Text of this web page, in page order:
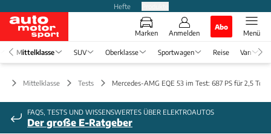
Hefte
Marken Anmelden
Abo
Menü
Mittelklasse SUV Oberklasse Sportwagen Reise Van
Mittelklasse Tests Mercedes-AMG EQE 53 im Test: 687 PS für 2,5
FAQS, TESTS UND WISSENSWERTES ÜBER ELEKTROAUTOS
Der große E-Ratgeber